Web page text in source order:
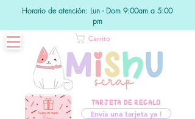
Horario de atención: Lun - Dom 9:00am a 5:00
pm
TARJETA DE REGALO
Envía una tarjeta ya !
Carrito